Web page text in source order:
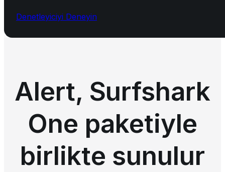
Denetleyiciyi Deneyin
Alert, Surfshark
One paketiyle
birlikte sunulur